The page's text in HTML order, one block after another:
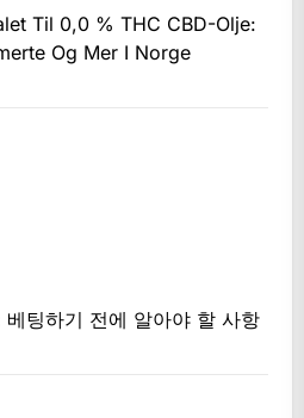
Til 0,0 % THC CBD-Olje:
Og Mer I Norge
팅하기 전에 알아야 할 사항